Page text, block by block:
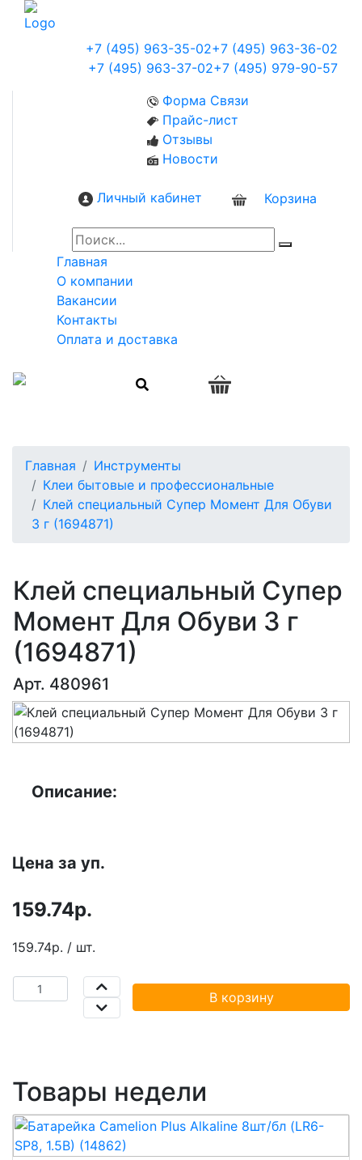
+7 (495) 963-35-02+7 (495) 963-36-02
+7 (495) 963-37-02+7 (495) 979-90-57
Форма Связи
Прайс-лист
Отзывы
Новости
Личный кабинет Корзина
Главная
О компании
Вакансии
Контакты
Оплата и доставка
Главная
Инструменты
Клеи бытовые и профессиональные
Клей специальный Супер Момент Для Обуви
3 г (1694871)
Клей специальный Супер
Момент Для Обуви 3 г
(1694871)
Арт. 480961
Описание:
Цена за уп.
159.74р.
159.74р. / шт.
В корзину
Товары недели